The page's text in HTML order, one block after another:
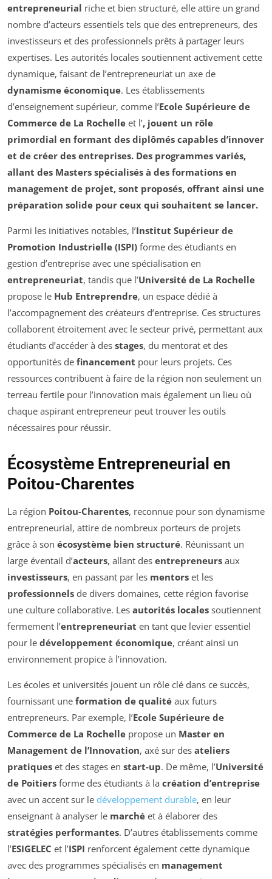
entrepreneurial riche et bien structuré, elle attire un grand
nombre d’acteurs essentiels tels que des entrepreneurs, des
investisseurs et des professionnels prêts à partager leurs
expertises. Les autorités locales soutiennent activement cette
dynamique, faisant de l’entrepreneuriat un axe de
dynamisme économique. Les établissements
d’enseignement supérieur, comme l’Ecole Supérieure de
Commerce de La Rochelle et l’, jouent un rôle
primordial en formant des diplômés capables d’innover
et de créer des entreprises. Des programmes variés,
allant des Masters spécialisés à des formations en
management de projet, sont proposés, offrant ainsi une
préparation solide pour ceux qui souhaitent se lancer.
Parmi les initiatives notables, l’Institut Supérieur de
Promotion Industrielle (ISPI) forme des étudiants en
gestion d’entreprise avec une spécialisation en
entrepreneuriat, tandis que l’Université de La Rochelle
propose le Hub Entreprendre, un espace dédié à
l’accompagnement des créateurs d’entreprise. Ces structures
collaborent étroitement avec le secteur privé, permettant aux
étudiants d’accéder à des stages, du mentorat et des
opportunités de financement pour leurs projets. Ces
ressources contribuent à faire de la région non seulement un
terreau fertile pour l’innovation mais également un lieu où
chaque aspirant entrepreneur peut trouver les outils
nécessaires pour réussir.
Écosystème Entrepreneurial en
Poitou-Charentes
La région Poitou-Charentes, reconnue pour son dynamisme
entrepreneurial, attire de nombreux porteurs de projets
grâce à son écosystème bien structuré. Réunissant un
large éventail d’acteurs, allant des entrepreneurs aux
investisseurs, en passant par les mentors et les
professionnels de divers domaines, cette région favorise
une culture collaborative. Les autorités locales soutiennent
fermement l’entrepreneuriat en tant que levier essentiel
pour le développement économique, créant ainsi un
environnement propice à l’innovation.
Les écoles et universités jouent un rôle clé dans ce succès,
fournissant une formation de qualité aux futurs
entrepreneurs. Par exemple, l’Ecole Supérieure de
Commerce de La Rochelle propose un Master en
Management de l’Innovation, axé sur des ateliers
pratiques et des stages en start-up. De même, l’Université
de Poitiers forme des étudiants à la création d’entreprise
avec un accent sur le développement durable, en leur
enseignant à analyser le marché et à élaborer des
stratégies performantes. D’autres établissements comme
l’ESIGELEC et l’ISPI renforcent également cette dynamique
avec des programmes spécialisés en management